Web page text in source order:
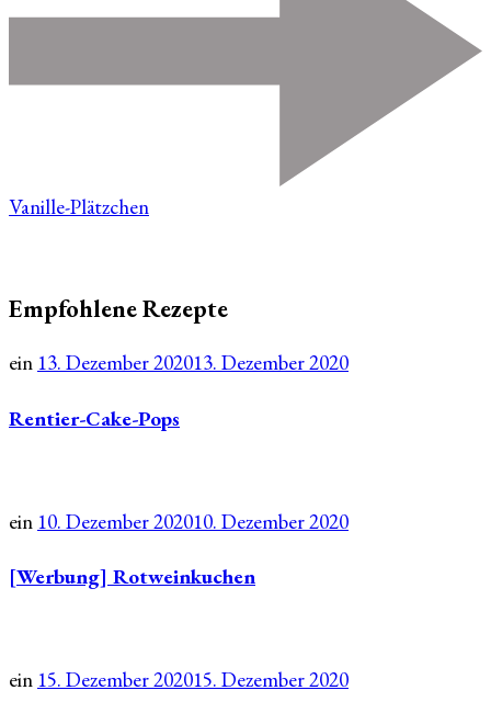
Vanille-Plätzchen
Empfohlene Rezepte
ein 13. Dezember 202013. Dezember 2020
Rentier-Cake-Pops
ein 10. Dezember 202010. Dezember 2020
[Werbung] Rotweinkuchen
ein 15. Dezember 202015. Dezember 2020